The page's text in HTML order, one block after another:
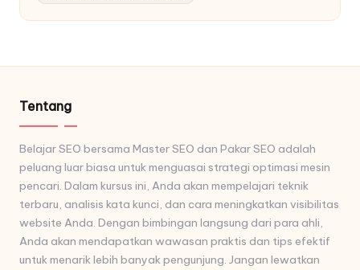
Tentang
Belajar SEO bersama Master SEO dan Pakar SEO adalah
peluang luar biasa untuk menguasai strategi optimasi mesin
pencari. Dalam kursus ini, Anda akan mempelajari teknik
terbaru, analisis kata kunci, dan cara meningkatkan visibilitas
website Anda. Dengan bimbingan langsung dari para ahli,
Anda akan mendapatkan wawasan praktis dan tips efektif
untuk menarik lebih banyak pengunjung. Jangan lewatkan